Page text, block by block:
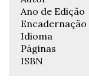
Ano de Edição
Encadernação
Idioma
Páginas
ISBN